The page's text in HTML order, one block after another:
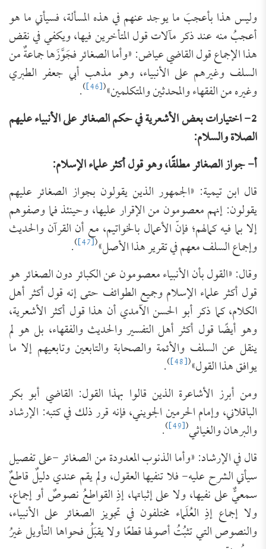
وليس هذا بأعجبَ ما يوجد عنهم في هذه المسألة، فسيأتي ما هو
أعجبُ منه عند ذكر مآلات قول المتأخرين فيها، ويكفي في نقض
هذا الإجماع قول القاضي عياض: «وأما الصغائر فجَوَّزَها جماعةٌ من
السلف وغيرهم على الأنبياء، وهو مذهب أبي جعفر ‌الطبري
وغيره من الفقهاء والمحدثين والمتكلمين»(
[46]
)
.
2- اختيارات بعض الأشعرية في حكم الصغائر على الأنبياء عليهم
الصلاة والسلام:
أ- جواز الصغائر مطلقًا، وهو قول أكثر علماء الإسلام:
قال ابن تيمية: «الجمهور الذين يقولون ‌بجواز ‌الصغائر عليهم
يقولون: إنهم معصومون من الإقرار عليها، وحينئذ فما وصفوهم
إلا بما فيه كمالهم؛ فإنّ الأعمال بالخواتيم، مع أن القرآن والحديث
وإجماع السلف معهم في تقرير هذا الأصل»(
[47]
)
.
وقال: «القول بأن الأنبياء معصومون عن الكبائر دون الصغائر هو
قول أكثر علماء الإسلام وجميع الطوائف حتى إنه قول أكثر أهل
الكلام، كما ذكر أبو الحسن الآمدي أن هذا قول أكثر الأشعرية،
وهو أيضًا قول أكثر أهل التفسير والحديث والفقهاء، بل هو لم
ينقل عن السلف والأئمة والصحابة والتابعين وتابعيهم إلا ما
يوافق هذا القول»(
[48]
)
.
ومن أبرز الأشاعرة الذين قالوا بهذا القول: القاضي أبو بكر
الباقلاني، وإمام الحرمين الجويني، فإنه قرر ذلك في كتبه: الإرشاد
والبرهان والغياثي(
[49]
)
.
قال في الإرشاد: «وأما الذنوب المعدودة من الصغائر -على تفصيل
سيأتي الشرح عليه- فلا تنفيها العقول، ولم يقم عندي دليلٌ قاطعٌ
سمعيٌّ على نفيها، ولا على إثباتها، إذِ القواطعُ نصوصٌ أو إجماع،
ولا إجماع إذِ العُلَماء مختلفون في تجويز الصغائر على الأنبياء،
والنصوص التي تثبُتُ أصولها قطعًا ولا يقبَلُ فحواها التأويل غيرُ